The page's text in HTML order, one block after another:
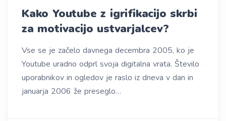
Kako Youtube z igrifikacijo skrbi
za motivacijo ustvarjalcev?
Vse se je začelo davnega decembra 2005, ko je
Youtube uradno odprl svoja digitalna vrata. Število
uporabnikov in ogledov je raslo iz dneva v dan in
januarja 2006 že preseglo…